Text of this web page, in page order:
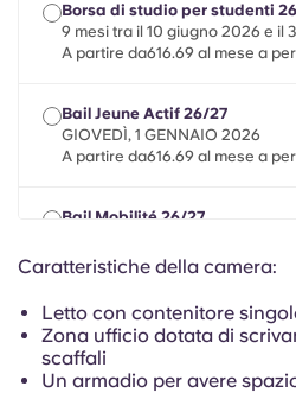
Borsa di studio per studenti
9 mesi tra il 10 giugno 2026 e il
A partire da616.69 al mese a
Bail Jeune Actif 26/27
GIOVEDÌ, 1 GENNAIO 2026
A partire da616.69 al mese a
Bail Mobilité 26/27
2027
Caratteristiche della camera:
Letto con contenitore
Zona ufficio dotata di
scaffali
Un armadio per avere